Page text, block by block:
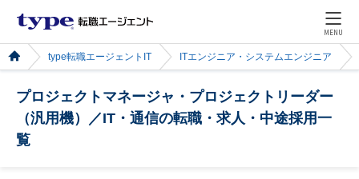
MENU
type転職エージェントIT ITエンジニア・システムエンジニア
プロジェクトマネージャ・プロジェクトリーダー
（汎用機）／IT・通信の転職・求人・中途採用一
覧